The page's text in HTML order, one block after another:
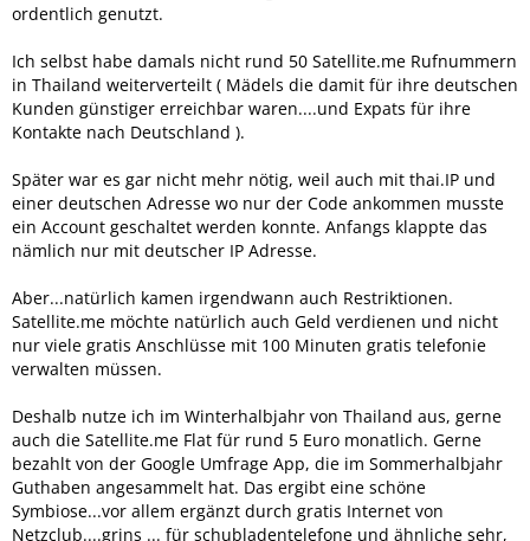
ordentlich genutzt.
Ich selbst habe damals nicht rund 50 Satellite.me Rufnummern
in Thailand weiterverteilt ( Mädels die damit für ihre deutschen
Kunden günstiger erreichbar waren....und Expats für ihre
Kontakte nach Deutschland ).
Später war es gar nicht mehr nötig, weil auch mit thai.IP und
einer deutschen Adresse wo nur der Code ankommen musste
ein Account geschaltet werden konnte. Anfangs klappte das
nämlich nur mit deutscher IP Adresse.
Aber...natürlich kamen irgendwann auch Restriktionen.
Satellite.me möchte natürlich auch Geld verdienen und nicht
nur viele gratis Anschlüsse mit 100 Minuten gratis telefonie
verwalten müssen.
Deshalb nutze ich im Winterhalbjahr von Thailand aus, gerne
auch die Satellite.me Flat für rund 5 Euro monatlich. Gerne
bezahlt von der Google Umfrage App, die im Sommerhalbjahr
Guthaben angesammelt hat. Das ergibt eine schöne
Symbiose...vor allem ergänzt durch gratis Internet von
Netzclub....grins ... für schubladentelefone und ähnliche sehr,